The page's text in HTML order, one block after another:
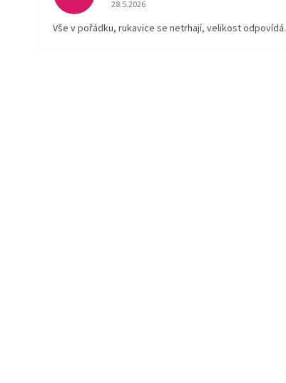
28.5.2026
Vše v pořádku, rukavice se netrhají, velikost odpovídá.